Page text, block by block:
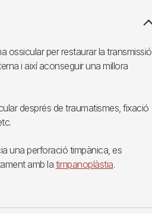
ossicular per restaurar la transmissió
i així aconseguir una millora
després de traumatismes, fixació
una perforació timpànica, es
amb la timpanoplàstia.